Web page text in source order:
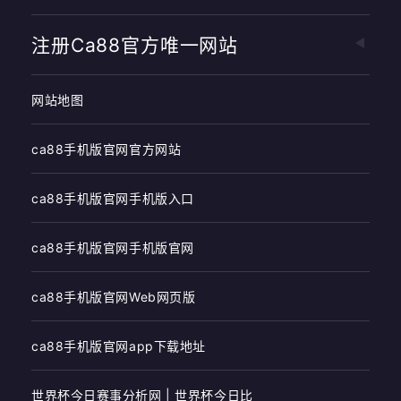
注册ca88官方唯一网站
网站地图
ca88手机版官网官方网站
ca88手机版官网手机版入口
ca88手机版官网手机版官网
ca88手机版官网Web网页版
ca88手机版官网app下载地址
世界杯今日赛事分析网 | 世界杯今日比